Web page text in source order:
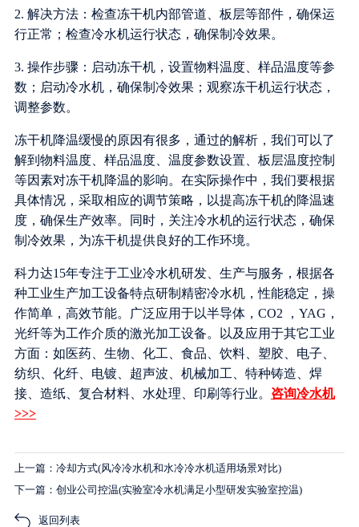
2. 解决方法：检查冻干机内部管道、板层等部件，确保运
行正常；检查冷水机运行状态，确保制冷效果。
3. 操作步骤：启动冻干机，设置物料温度、样品温度等参
数；启动冷水机，确保制冷效果；观察冻干机运行状态，
调整参数。
冻干机降温缓慢的原因有很多，通过的解析，我们可以了
解到物料温度、样品温度、温度参数设置、板层温度控制
等因素对冻干机降温的影响。在实际操作中，我们要根据
具体情况，采取相应的调节策略，以提高冻干机的降温速
度，确保生产效率。同时，关注冷水机的运行状态，确保
制冷效果，为冻干机提供良好的工作环境。
科力达15年专注于工业冷水机研发、生产与服务，根据各
种工业生产加工设备特点研制精密冷水机，性能稳定，操
作简单，高效节能。广泛应用于以半导体，CO2 ，YAG，
光纤等为工作介质的激光加工设备。以及应用于其它工业
方面：如医药、生物、化工、食品、饮料、塑胶、电子、
纺织、化纤、电镀、超声波、机械加工、特种铸造、焊
接、造纸、复合材料、水处理、印刷等行业。 咨询冷水机
>>>
上一篇：冷却方式(风冷冷水机和水冷冷水机适用场景对比)
下一篇：创业公司控温(实验室冷水机满足小型研发实验室控温)
返回列表